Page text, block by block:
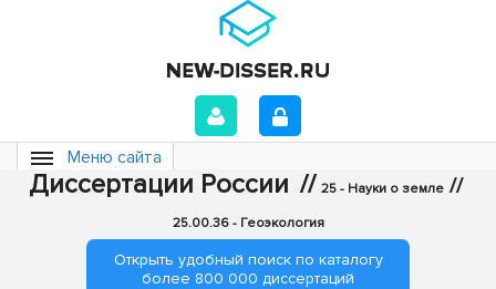
Меню сайта
Диссертации России // 25 - Науки о земле //
25.00.36 - Геоэкология
Открыть удобный поиск по каталогу
более 800 000 диссертаций